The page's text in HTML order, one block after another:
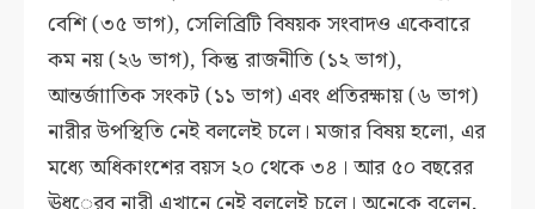
বেশি (৩৫ ভাগ), সেলিব্রিটি বিষয়ক সংবাদও একেবারে
কম নয় (২৬ ভাগ), কিন্তু রাজনীতি (১২ ভাগ),
আন্তর্জাাতিক সংকট (১১ ভাগ) এবং প্রতিরক্ষায় (৬ ভাগ)
নারীর উপস্থিতি নেই বললেই চলে। মজার বিষয় হলো, এর
মধ্যে অধিকাংশের বয়স ২০ থেকে ৩৪। আর ৫০ বছরের